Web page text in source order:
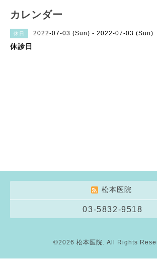
カレンダー
休日 2022-07-03 (Sun) - 2022-07-03 (Sun)
休診日
松本医院
03-5832-9518
©2026 松本医院. All Rights